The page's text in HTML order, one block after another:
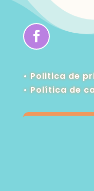
• Politica de
•Política de